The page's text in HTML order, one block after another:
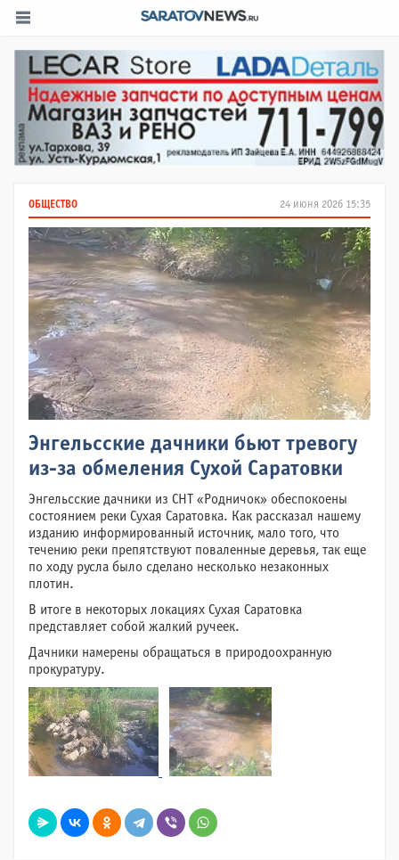
24 июня 2026 15:35
ОБЩЕСТВО
Энгельсские дачники бьют тревогу
из-за обмеления Сухой Саратовки
Энгельсские дачники из СНТ «Родничок» обеспокоены
состоянием реки Сухая Саратовка. Как рассказал нашему
изданию информированный источник, мало того, что
течению реки препятствуют поваленные деревья, так еще
по ходу русла было сделано несколько незаконных
плотин.
В итоге в некоторых локациях Сухая Саратовка
представляет собой жалкий ручеек.
Дачники намерены обращаться в природоохранную
прокуратуру.